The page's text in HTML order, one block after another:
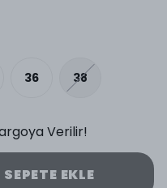
36 38
Verilir!
SEPETE EKLE